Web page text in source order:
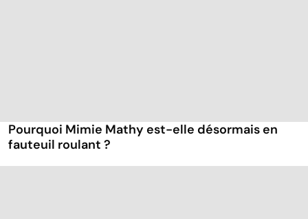
Pourquoi Mimie Mathy est-elle désormais en
fauteuil roulant ?